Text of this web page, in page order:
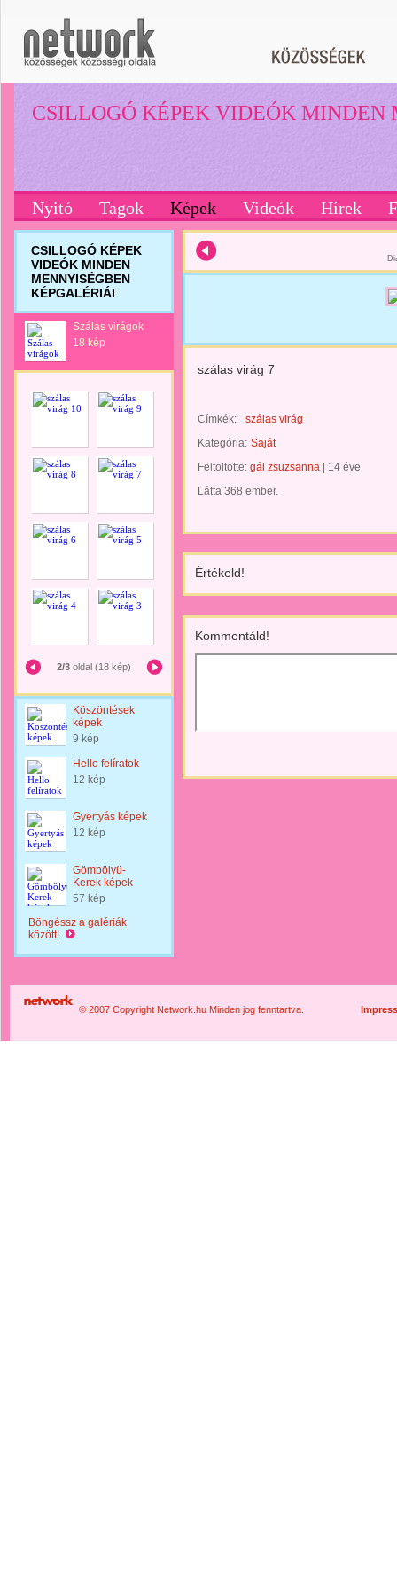
CSILLOGÓ KÉPEK VIDEÓK MINDEN
Nyitó Tagok Képek Videók Hírek
CSILLOGÓ KÉPEK
VIDEÓK MINDEN
MENNYISÉGBEN
KÉPGALÉRIÁI
Szálas virágok
18 kép
2/3 oldal (18 kép)
Köszöntések
képek
9 kép
Hello felíratok
12 kép
Gyertyás képek
12 kép
Gömbölyü-
Kerek képek
57 kép
Böngéssz a galériák
között!
szálas virág 7
Címkék:
szálas virág
Kategória: Saját
Feltöltötte: gál zsuzsanna
14 éve
Látta 368 ember.
Értékeld!
Kommentáld!
© 2007 Copyright Network.hu Minden jog fenntartva.